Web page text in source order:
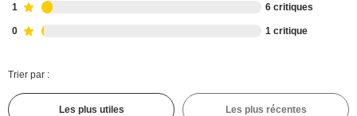
1 6 critiques
0 1 critique
Trier par :
Les plus utiles Les plus récentes